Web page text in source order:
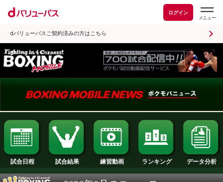
ログイン
dバリューパスご契約済みの方はこちら